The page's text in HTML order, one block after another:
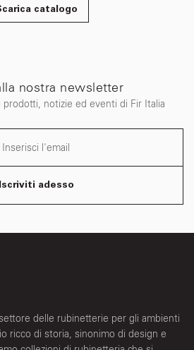
catalogo
nostra newsletter
prodotti, notizie ed eventi di Fir Italia
Iscriviti adesso
delle rubinetterie per gli ambienti
ricco di storia, sinonimo di design e